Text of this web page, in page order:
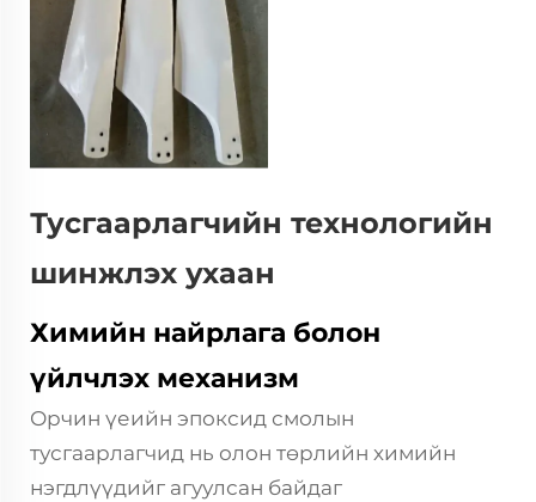
Тусгаарлагчийн технологийн
шинжлэх ухаан
Химийн найрлага болон
үйлчлэх механизм
Орчин үеийн эпоксид смолын
тусгаарлагчид нь олон төрлийн химийн
нэгдлүүдийг агуулсан байдаг